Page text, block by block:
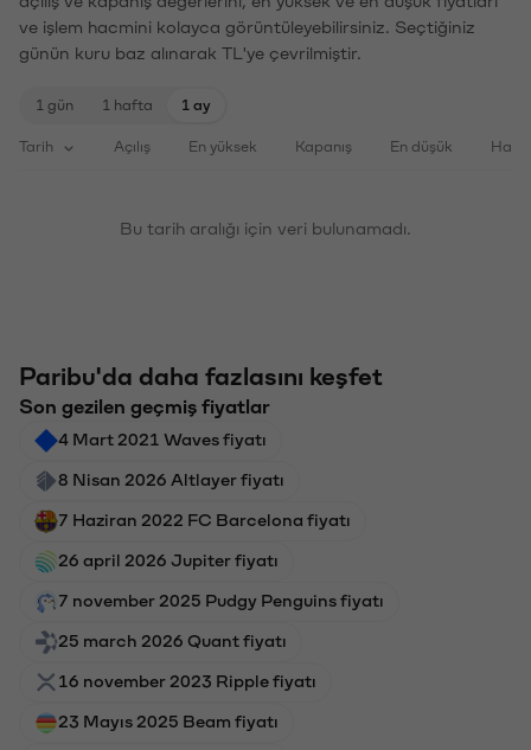
ve işlem hacmini kolayca görüntüleyebilirsiniz. Seçtiğiniz
günün kuru baz alınarak TL'ye çevrilmiştir.
1 gün 1 hafta 1 ay
Tarih Açılış En yüksek Kapanış En düşük
Bu tarih aralığı için veri bulunamadı.
Paribu'da daha fazlasını keşfet
Son gezilen geçmiş fiyatlar
4 Mart 2021 Waves fiyatı
8 Nisan 2026 Altlayer fiyatı
7 Haziran 2022 FC Barcelona fiyatı
26 april 2026 Jupiter fiyatı
7 november 2025 Pudgy Penguins fiyatı
25 march 2026 Quant fiyatı
16 november 2023 Ripple fiyatı
23 Mayıs 2025 Beam fiyatı